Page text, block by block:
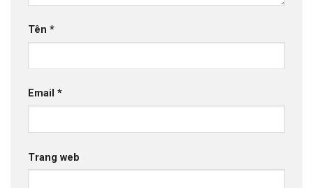
Tên *
Email *
Trang web